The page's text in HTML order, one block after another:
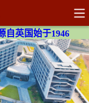
自英国始于1946